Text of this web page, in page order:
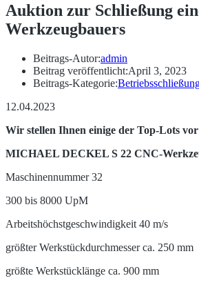
Auktion zur Schließung
Werkzeugbauers
Beitrags-Autor:admin
Beitrag veröffentlicht:April 3, 2023
Beitrags-Kategorie:
12.04.2023
Wir stellen Ihnen einige der Top-Lots
MICHAEL DECKEL S 22 CNC-
Maschinennummer 32
300 bis 8000 UpM
Arbeitshöchstgeschwindigkeit 40 m/s
größter Werkstückdurchmesser ca. 250 mm
größte Werkstücklänge ca. 900 mm